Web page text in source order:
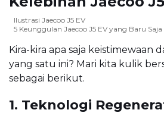
Ilustrasi Jaecoo J5 EV
5 Keunggulan Jaecoo J5 EV yang Baru Saja
Kira-kira apa saja keistimewaan
yang satu ini? Mari kita kulik
sebagai berikut.
1. Teknologi